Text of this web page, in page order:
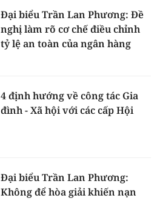
Đại biểu Trần Lan Phương: Đề
nghị làm rõ cơ chế điều chỉnh
tỷ lệ an toàn của ngân hàng
4 định hướng về công tác Gia
đình - Xã hội với các cấp Hội
Đại biểu Trần Lan Phương:
Không để hòa giải khiến nạn